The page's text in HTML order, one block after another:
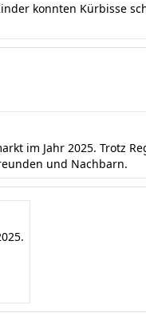
konnten Kürbisse
im Jahr 2025. Trotz
und Nachbarn.